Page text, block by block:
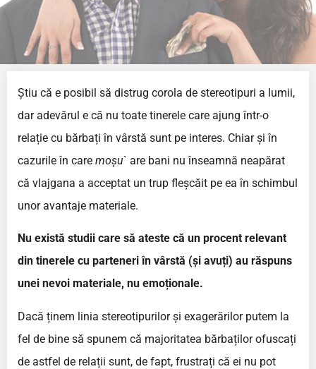
Știu că e posibil să distrug corola de stereotipuri a lumii,
dar adevărul e că nu toate tinerele care ajung într-o
relație cu bărbați în vârstă sunt pe interes. Chiar și în
cazurile în care moșu` are bani nu înseamnă neapărat
că vlajgana a acceptat un trup fleșcăit pe ea în schimbul
unor avantaje materiale.
Nu există studii care să ateste că un procent relevant
din tinerele cu parteneri în vârstă (și avuți) au răspuns
unei nevoi materiale, nu emoționale.
Dacă ținem linia stereotipurilor și exagerărilor putem la
fel de bine să spunem că majoritatea bărbaților ofuscați
de astfel de relații sunt, de fapt, frustrați că ei nu pot